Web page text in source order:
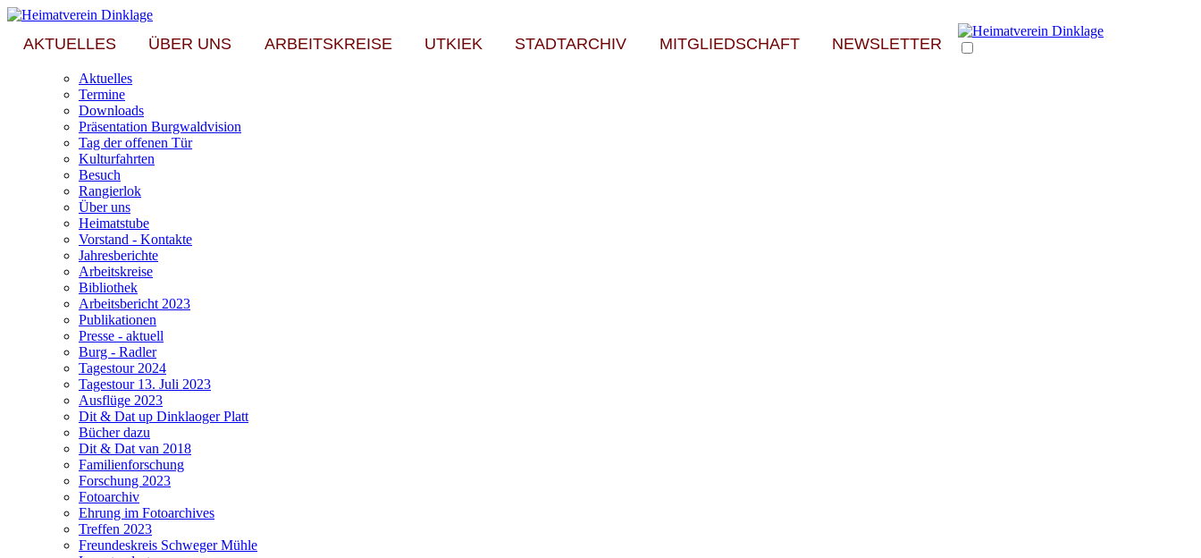
AKTUELLES ÜBER UNS ARBEITSKREISE UTKIEK STADTARCHIV MITGLIEDSCHAFT NEWSLETTER
Aktuelles
Termine
Downloads
Präsentation Burgwaldvision
Tag der offenen Tür
Kulturfahrten
Besuch
Rangierlok
Über uns
Heimatstube
Vorstand - Kontakte
Jahresberichte
Arbeitskreise
Bibliothek
Arbeitsbericht 2023
Publikationen
Presse - aktuell
Burg - Radler
Tagestour 2024
Tagestour 13. Juli 2023
Ausflüge 2023
Dit & Dat up Dinklaoger Platt
Bücher dazu
Dit & Dat van 2018
Familienforschung
Forschung 2023
Fotoarchiv
Ehrung im Fotoarchives
Treffen 2023
Freundeskreis Schweger Mühle